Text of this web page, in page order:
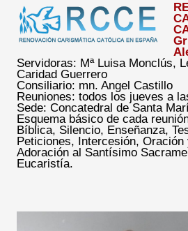
Servidoras: Mª Luisa Monclús,
Caridad Guerrero
Consiliario: mn. Angel Castillo
Reuniones: todos los jueves a
Sede: Concatedral de Santa
Esquema básico de cada
Bíblica, Silencio, Enseñanza,
Peticiones, Intercesión,
Adoración al Santísimo
Eucaristía.